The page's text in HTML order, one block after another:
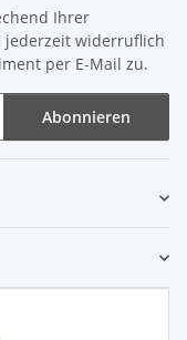
Ihrer
jederzeit widerruflich
per E-Mail zu.
Abonnieren